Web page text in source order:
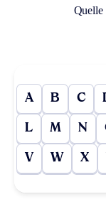
Quelle
A B C
L M N
V W X